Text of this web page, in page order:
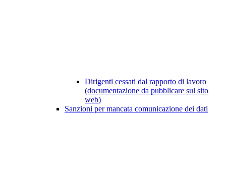
Dirigenti cessati dal rapporto di lavoro
(documentazione da pubblicare sul sito
web)
Sanzioni per mancata comunicazione dei dati